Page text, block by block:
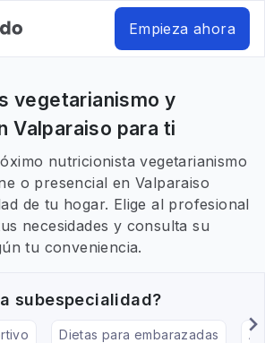
Empieza ahora
vegetarianismo y
Valparaiso para ti
nutricionista vegetarianismo
o presencial en Valparaiso
de tu hogar. Elige al profesional
necesidades y consulta su
tu conveniencia.
subespecialidad?
Dietas para embarazadas